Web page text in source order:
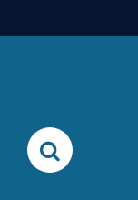
SEARCH